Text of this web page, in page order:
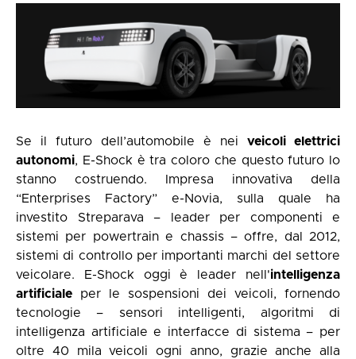
Se il futuro dell’automobile è nei veicoli elettrici
autonomi, E-Shock è tra coloro che questo futuro lo
stanno costruendo. Impresa innovativa della
“Enterprises Factory” e-Novia, sulla quale ha
investito Streparava – leader per componenti e
sistemi per powertrain e chassis – offre, dal 2012,
sistemi di controllo per importanti marchi del settore
veicolare. E-Shock oggi è leader nell'intelligenza
artificiale per le sospensioni dei veicoli, fornendo
tecnologie – sensori intelligenti, algoritmi di
intelligenza artificiale e interfacce di sistema – per
oltre 40 mila veicoli ogni anno, grazie anche alla